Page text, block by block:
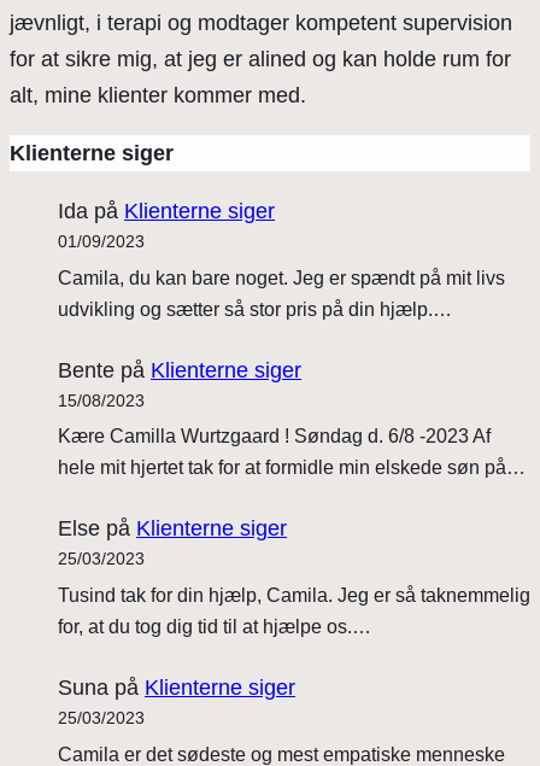
jævnligt, i terapi og modtager kompetent supervision
for at sikre mig, at jeg er alined og kan holde rum for
alt, mine klienter kommer med.
Klienterne siger
Ida på Klienterne siger
01/09/2023
Camila, du kan bare noget. Jeg er spændt på mit livs
udvikling og sætter så stor pris på din hjælp.…
Bente på Klienterne siger
15/08/2023
Kære Camilla Wurtzgaard ! Søndag d. 6/8 -2023 Af
hele mit hjertet tak for at formidle min elskede søn på…
Else på Klienterne siger
25/03/2023
Tusind tak for din hjælp, Camila. Jeg er så taknemmelig
for, at du tog dig tid til at hjælpe os.…
Suna på Klienterne siger
25/03/2023
Camila er det sødeste og mest empatiske menneske